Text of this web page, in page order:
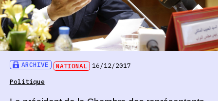
ARCHIVE NATIONAL
16/12/2017
Politique